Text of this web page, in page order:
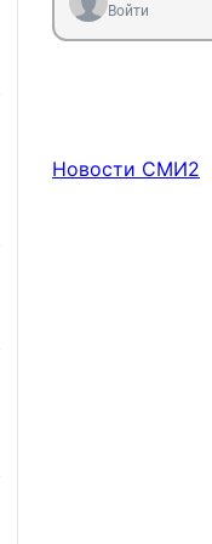
Войти
Новости СМИ2